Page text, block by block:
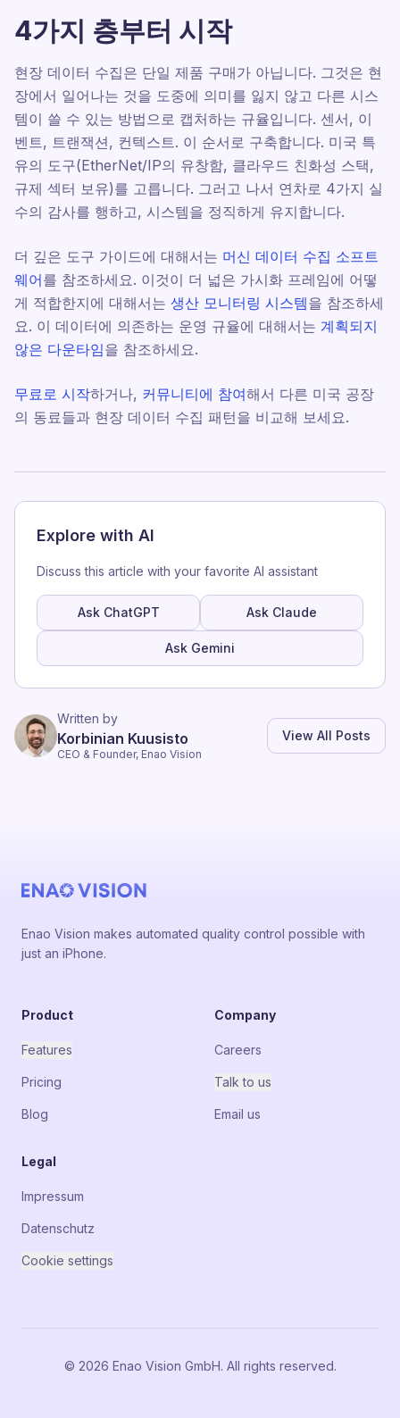
4가지 층부터 시작
현장 데이터 수집은 단일 제품 구매가 아닙니다. 그것은 현
장에서 일어나는 것을 도중에 의미를 잃지 않고 다른 시스
템이 쓸 수 있는 방법으로 캡처하는 규율입니다. 센서, 이
벤트, 트랜잭션, 컨텍스트. 이 순서로 구축합니다. 미국 특
유의 도구(EtherNet/IP의 유창함, 클라우드 친화성 스택,
규제 섹터 보유)를 고릅니다. 그러고 나서 연차로 4가지 실
수의 감사를 행하고, 시스템을 정직하게 유지합니다.
더 깊은 도구 가이드에 대해서는 머신 데이터 수집 소프트
웨어를 참조하세요. 이것이 더 넓은 가시화 프레임에 어떻
게 적합한지에 대해서는 생산 모니터링 시스템을 참조하세
요. 이 데이터에 의존하는 운영 규율에 대해서는 계획되지
않은 다운타임을 참조하세요.
무료로 시작하거나, 커뮤니티에 참여해서 다른 미국 공장
의 동료들과 현장 데이터 수집 패턴을 비교해 보세요.
Explore with AI
Discuss this article with your favorite AI assistant
Ask ChatGPT Ask Claude
Ask Gemini
Written by
Korbinian Kuusisto
CEO & Founder, Enao Vision
View All Posts
Enao Vision makes automated quality control possible with
just an iPhone.
Product
Features
Pricing
Blog
Company
Careers
Talk to us
Email us
Legal
Impressum
Datenschutz
Cookie settings
© 2026 Enao Vision GmbH. All rights reserved.